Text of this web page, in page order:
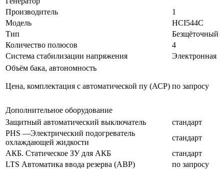
Производитель
1
Модель
HCI544C
Тип
Безщёточный
Количество полюсов
4
Система стабилизации напряжения
Электронная
Объём бака, автономность
Цена, комплектация с автоматической пу (АСР) по запросу
Дополнительное оборудование
Защитный автоматический выключатель
стандарт
PHS —Электрический подогреватель
охлаждающей жидкости
стандарт
АКБ. Статическое ЗУ для АКБ
стандарт
LTS Автоматика ввода резерва (АВР)
по запросу